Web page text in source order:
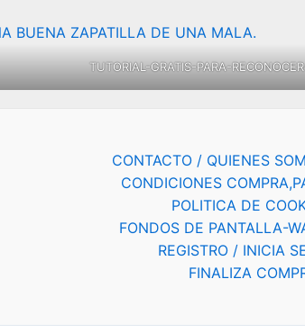
TUTORIAL-GRATIS-PARA-
CONTACTO / QUIENES
CONDICIONES
POLITICA DE
FONDOS DE PANTALLA-
REGISTRO / INICIA
FINALIZA